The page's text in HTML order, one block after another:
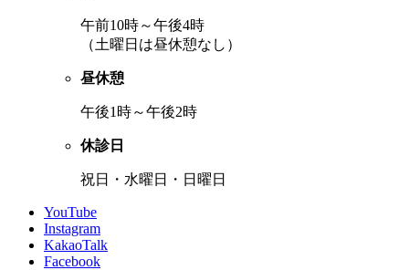
午前10時～午後4時
（土曜日は昼休憩なし）
昼休憩
午後1時～午後2時
休診日
祝日・水曜日・日曜日
YouTube
Instagram
KakaoTalk
Facebook